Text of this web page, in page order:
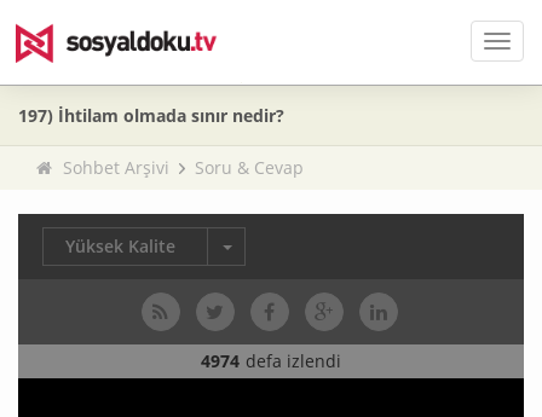
Menü
197) İhtilam olmada sınır nedir?
Sohbet Arşivi Soru & Cevap
Yüksek Kalite
4974 defa izlendi